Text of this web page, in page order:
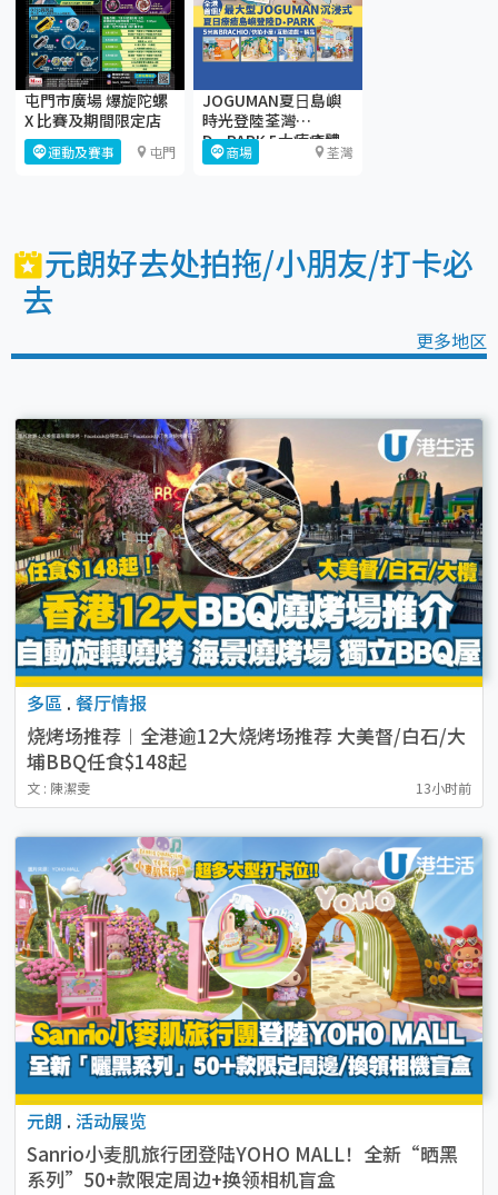
屯門市廣場 爆旋陀螺
X 比賽及期間限定店
運動及賽事 屯門
JOGUMAN夏⽇島嶼
時光登陸荃灣
D·PARK 5大療癒體
驗區+期間限定店
商場 荃灣
元朗好去处拍拖/小朋友/打卡必
去
更多地区
多區 . 餐厅情报
烧烤场推荐︱全港逾12大烧烤场推荐 大美督/白石/大
埔BBQ任食$148起
文 : 陳潔雯 13小时前
元朗 . 活动展览
Sanrio小麦肌旅行团登陆YOHO MALL！全新“晒黑
系列”50+款限定周边+换领相机盲盒